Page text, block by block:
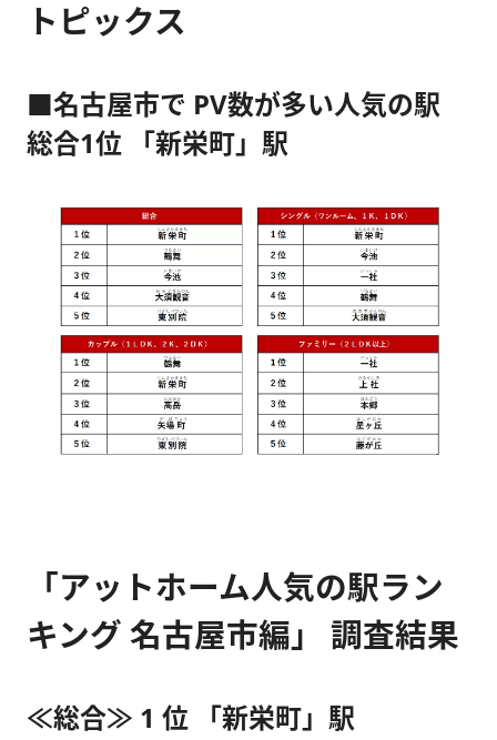
トピックス
■名古屋市で PV数が多い人気の駅
総合1位 「新栄町」駅
「アットホーム人気の駅ラン
キング 名古屋市編」 調査結果
≪総合≫ 1 位 「新栄町」駅